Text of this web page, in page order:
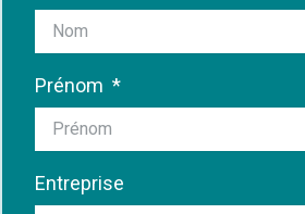
Prénom
Entreprise